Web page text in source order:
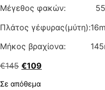
Μέγεθος φακών:
Πλάτος
Μήκος βραχίονα:
€145 €109
Σε απόθεμα